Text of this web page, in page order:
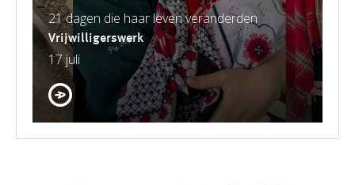
21 dagen die haar leven veranderden
Vrijwilligerswerk
17 juli